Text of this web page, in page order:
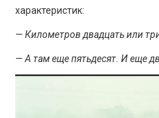
характеристик:
— Километров двадцать или
— А там еще пятьдесят. И еще